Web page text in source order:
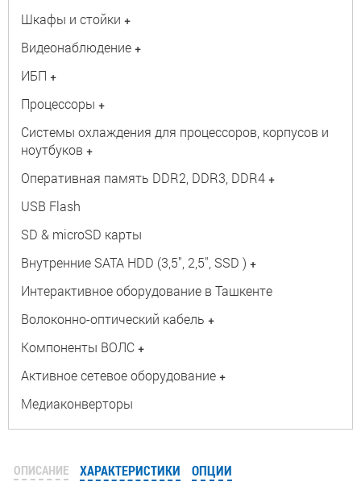
Шкафы и стойки +
Видеонаблюдение +
ИБП +
Процессоры +
Системы охлаждения для процессоров, корпусов и
ноутбуков +
Оперативная память DDR2, DDR3, DDR4 +
USB Flash
SD & microSD карты
Внутренние SATA HDD (3,5", 2,5", SSD ) +
Интерактивное оборудование в Ташкенте
Волоконно-оптический кабель +
Компоненты ВОЛС +
Активное сетевое оборудование +
Медиаконверторы
ОПИСАНИЕ ХАРАКТЕРИСТИКИ ОПЦИИ